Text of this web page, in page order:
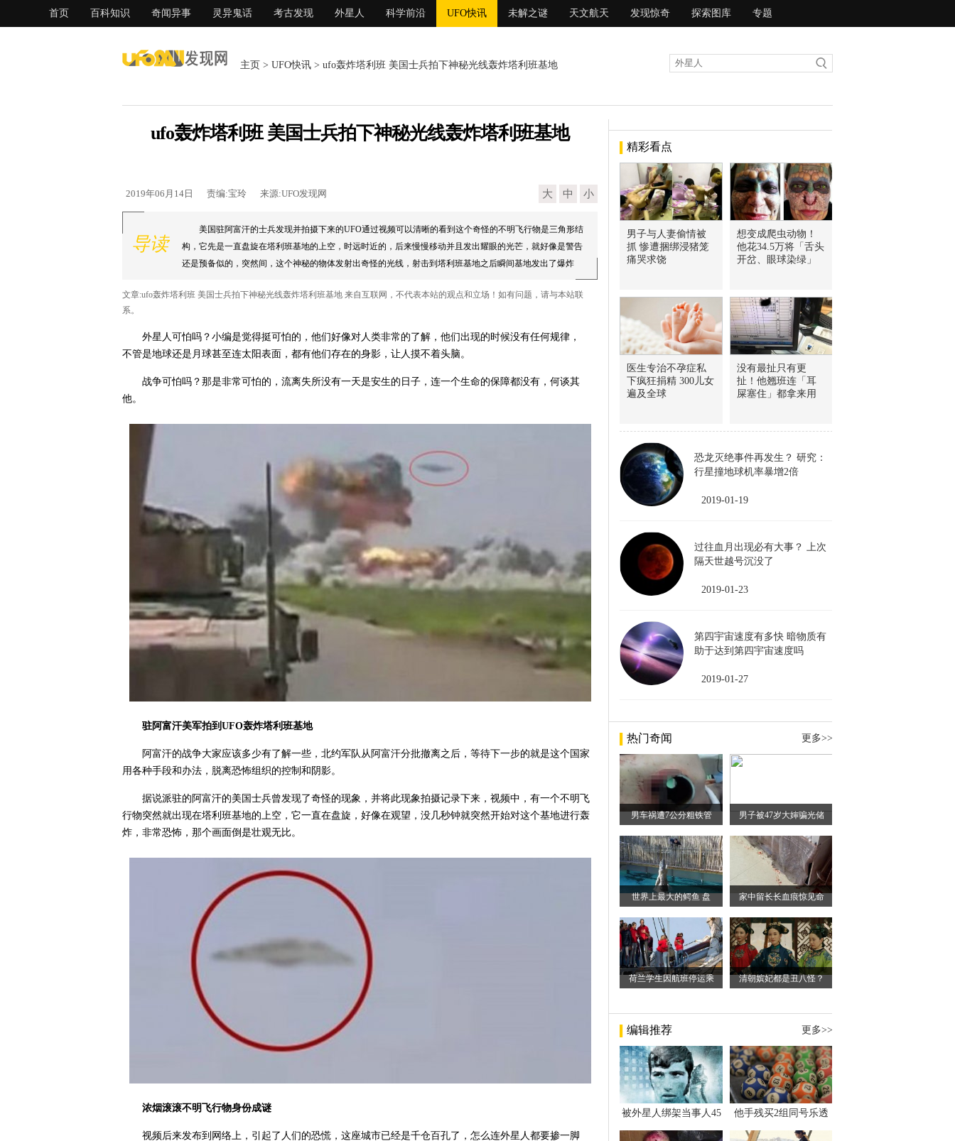
首页 百科知识 奇闻异事 灵异鬼话 考古发现 外星人 科学前沿 UFO快讯 未解之谜 天文航天 发现惊奇 探索图库 专题
主页 > UFO快讯 > ufo轰炸塔利班 美国士兵拍下神秘光线轰炸塔利班基地
ufo轰炸塔利班 美国士兵拍下神秘光线轰炸塔利班基地
2019年06月14日 责编:宝玲 来源:UFO发现网 大 中 小
导读
美国驻阿富汗的士兵发现并拍摄下来的UFO通过视频可以清晰的看到这个奇怪的不明飞行物是三角形结
构，它先是一直盘旋在塔利班基地的上空，时远时近的，后来慢慢移动并且发出耀眼的光芒，就好像是警告
还是预备似的，突然间，这个神秘的物体发射出奇怪的光线，射击到塔利班基地之后瞬间基地发出了爆炸
文章:ufo轰炸塔利班 美国士兵拍下神秘光线轰炸塔利班基地 来自互联网，不代表本站的观点和立场！如有问题，请与本站联
系。
外星人可怕吗？小编是觉得挺可怕的，他们好像对人类非常的了解，他们出现的时候没有任何规律，
不管是地球还是月球甚至连太阳表面，都有他们存在的身影，让人摸不着头脑。
战争可怕吗？那是非常可怕的，流离失所没有一天是安生的日子，连一个生命的保障都没有，何谈其
他。
驻阿富汗美军拍到UFO轰炸塔利班基地
阿富汗的战争大家应该多少有了解一些，北约军队从阿富汗分批撤离之后，等待下一步的就是这个国家
用各种手段和办法，脱离恐怖组织的控制和阴影。
据说派驻的阿富汗的美国士兵曾发现了奇怪的现象，并将此现象拍摄记录下来，视频中，有一个不明飞
行物突然就出现在塔利班基地的上空，它一直在盘旋，好像在观望，没几秒钟就突然开始对这个基地进行轰
炸，非常恐怖，那个画面倒是壮观无比。
浓烟滚滚不明飞行物身份成谜
视频后来发布到网络上，引起了人们的恐慌，这座城市已经是千仓百孔了，怎么连外星人都要掺一脚
精彩看点
男子与人妻偷情被
抓 惨遭捆绑浸猪笼
痛哭求饶
想变成爬虫动物！
他花34.5万将「舌头
开岔、眼球染绿」
医生专治不孕症私
下疯狂捐精 300儿女
遍及全球
没有最扯只有更
扯！他翘班连「耳
屎塞住」都拿来用
恐龙灭绝事件再发生？ 研究：
行星撞地球机率暴增2倍
2019-01-19
过往血月出现必有大事？ 上次
隔天世越号沉没了
2019-01-23
第四宇宙速度有多快 暗物质有
助于达到第四宇宙速度吗
2019-01-27
热门奇闻 更多>>
男车祸遭7公分粗铁管 男子被47岁大婶骗光储
世界上最大的鳄鱼 盘 家中留长长血痕惊见命
荷兰学生因航班停运乘 清朝嫔妃都是丑八怪？
编辑推荐 更多>>
被外星人绑架当事人45
斯卡古拉事件
他手残买2组同号乐透
万